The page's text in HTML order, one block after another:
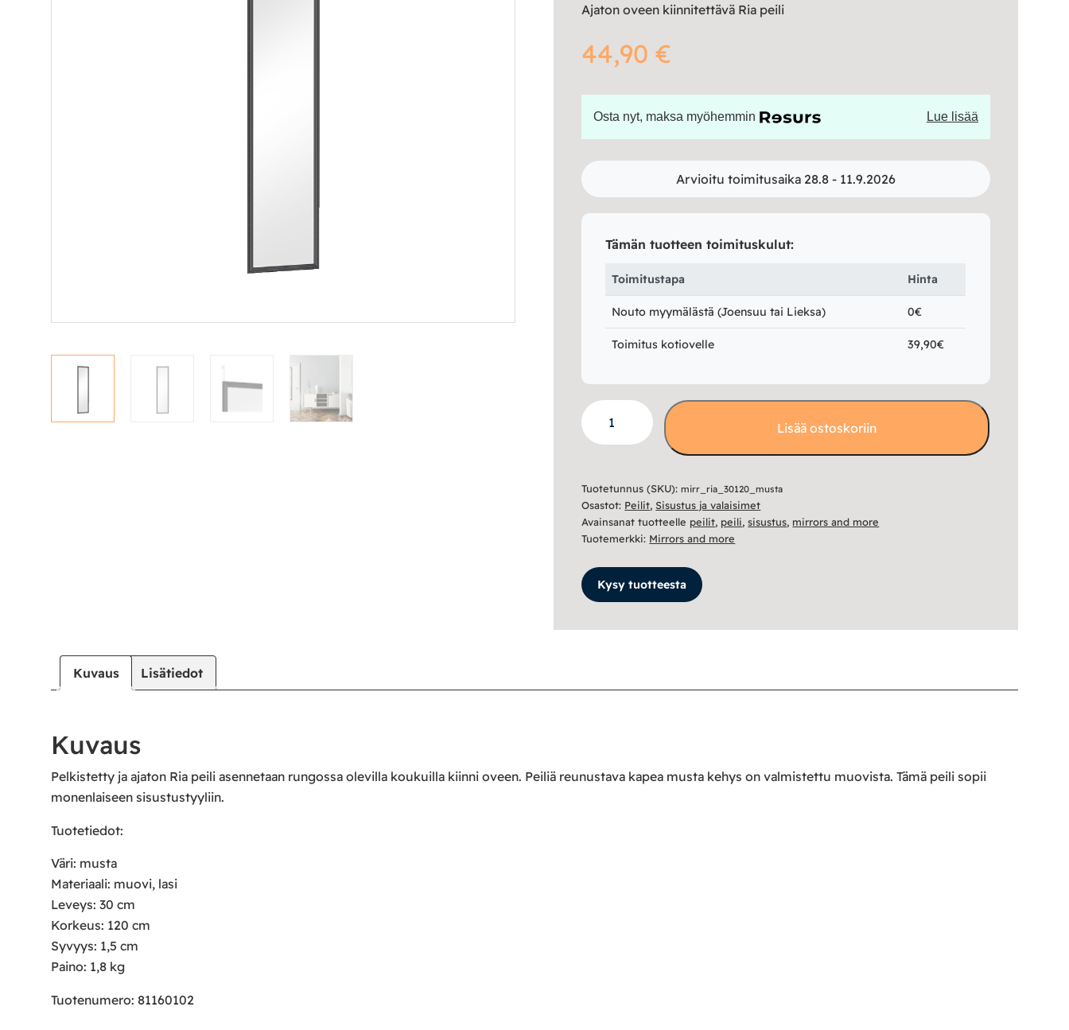
Senioreille
|Yhteystiedot|
Ajaton oveen kiinnitettävä Ria peili
44,90€
Osta nyt, maksa myöhemmin Lue lisää
Arvioitu toimitusaika 28.8 - 11.9.2026
Tämän tuotteen toimituskulut:
Toimitustapa Hinta
Nouto myymälästä (Joensuu tai Lieksa) 0€
Toimitus kotiovelle 39,90€
Ria
peili
musta
määrä
Lisää ostoskoriin
Tuotetunnus (SKU):mirr_ria_30120_musta
Osastot: Peilit,Sisustus ja valaisimet
Avainsanat tuotteelle peilit, peili,sisustus, mirrors and more
Tuotemerkki: Mirrors and more
Kysy tuotteesta
Kuvaus Lisätiedot
Kuvaus
Pelkistetty ja ajaton Ria peili asennetaan rungossa olevilla koukuilla kiinni oveen. Peiliä reunustava kapea musta kehys on valmistettu muovista. Tämä peili sopii
monenlaiseen sisustustyyliin.
Tuotetiedot:
Väri: musta
Materiaali: muovi, lasi
Leveys: 30 cm
Korkeus: 120 cm
Syvyys: 1,5 cm
Paino: 1,8 kg
Tuotenumero: 81160102